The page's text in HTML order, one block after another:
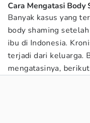
Cara Mengatasi Body
Banyak kasus yang
body shaming
ibu di Indonesia.
terjadi dari keluarga.
mengatasinya,